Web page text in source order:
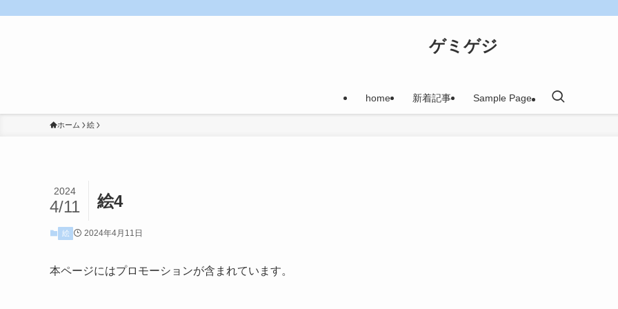
ゲミゲジ
home 新着記事 Sample Page
ホーム 絵
絵4
2024
4/11
絵 2024年4月11日
本ページにはプロモーションが含まれています。